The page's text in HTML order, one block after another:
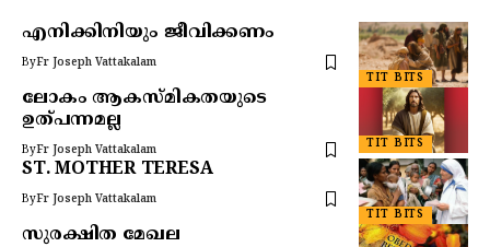
TIT BITS
എനിക്കിനിയും ജീവിക്കണം
ByFr Joseph Vattakalam
TIT BITS
ലോകം ആകസ്മികതയുടെ
ഉത്പന്നമല്ല
ByFr Joseph Vattakalam
TIT BITS
ST. MOTHER TERESA
ByFr Joseph Vattakalam
സുരക്ഷിത മേഖല